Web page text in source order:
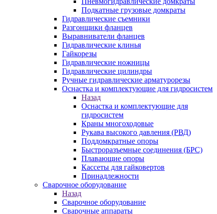
Подкатные грузовые домкраты
Гидравлические съемники
Разгонщики фланцев
Выравниватели фланцев
Гидравлические клинья
Гайкорезы
Гидравлические ножницы
Гидравлические цилиндры
Ручные гидравлические арматурорезы
Оснастка и комплектующие для гидросистем
Назад
Оснастка и комплектующие для
гидросистем
Краны многоходовые
Рукава высокого давления (РВД)
Поддомкратные опоры
Быстроразъемные соединения (БРС)
Плавающие опоры
Кассеты для гайковертов
Принадлежности
Сварочное оборудование
Назад
Сварочное оборудование
Сварочные аппараты